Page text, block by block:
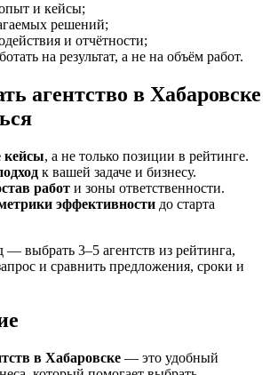
и кейсы;
решений;
и отчётности;
на результат, а не на объём работ.
агентство в Хабаровске
кейсы, а не только позиции в рейтинге.
к вашей задаче и бизнесу.
работ и зоны ответственности.
эффективности до старта
выбрать 3–5 агентств из рейтинга,
и сравнить предложения, сроки и
в Хабаровске — это удобный